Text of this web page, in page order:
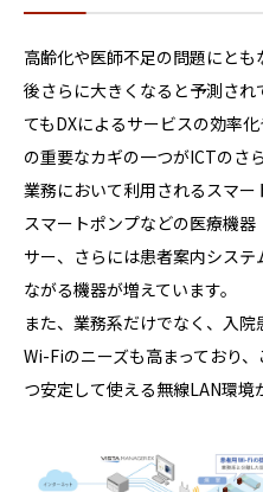
高齢化や医師不足の問題にと
後さらに大きくなると予測さ
てもDXによるサービスの効率
の重要なカギの一つがICTのさ
業務において利用されるスマー
スマートポンプなどの医療機
サー、さらには患者案内シス
ながる機器が増えています。
また、業務系だけでなく、入
Wi-Fiのニーズも高まっており
つ安定して使える無線LAN環境